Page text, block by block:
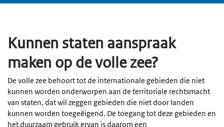
Kunnen staten aanspraak
maken op de volle zee?
De volle zee behoort tot de internationale gebieden die niet
kunnen worden onderworpen aan de territoriale rechtsmacht
van staten, dat wil zeggen gebieden die niet door landen
kunnen worden toegeëigend. De toegang tot deze gebieden en
het duurzaam gebruik ervan is daarom een